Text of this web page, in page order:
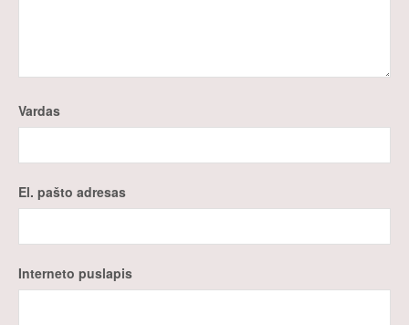
Vardas
El. pašto adresas
Interneto puslapis